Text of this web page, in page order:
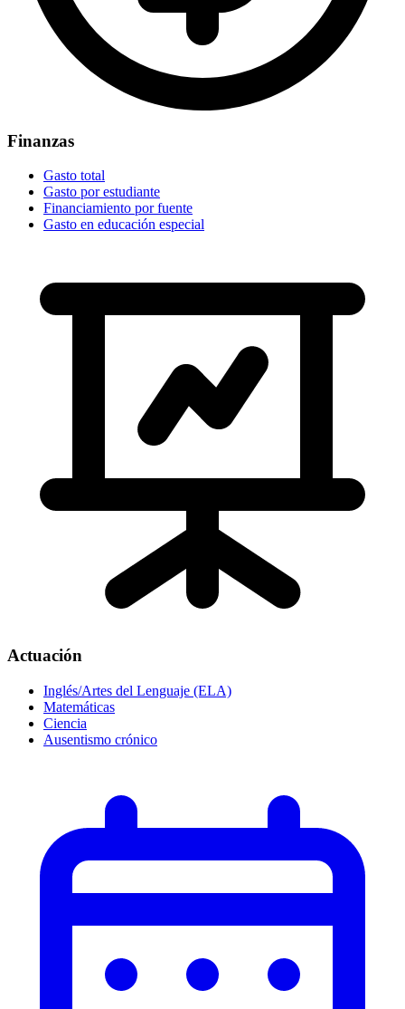
Finanzas
Gasto total
Gasto por estudiante
Financiamiento por fuente
Gasto en educación especial
Actuación
Inglés/Artes del Lenguaje (ELA)
Matemáticas
Ciencia
Ausentismo crónico